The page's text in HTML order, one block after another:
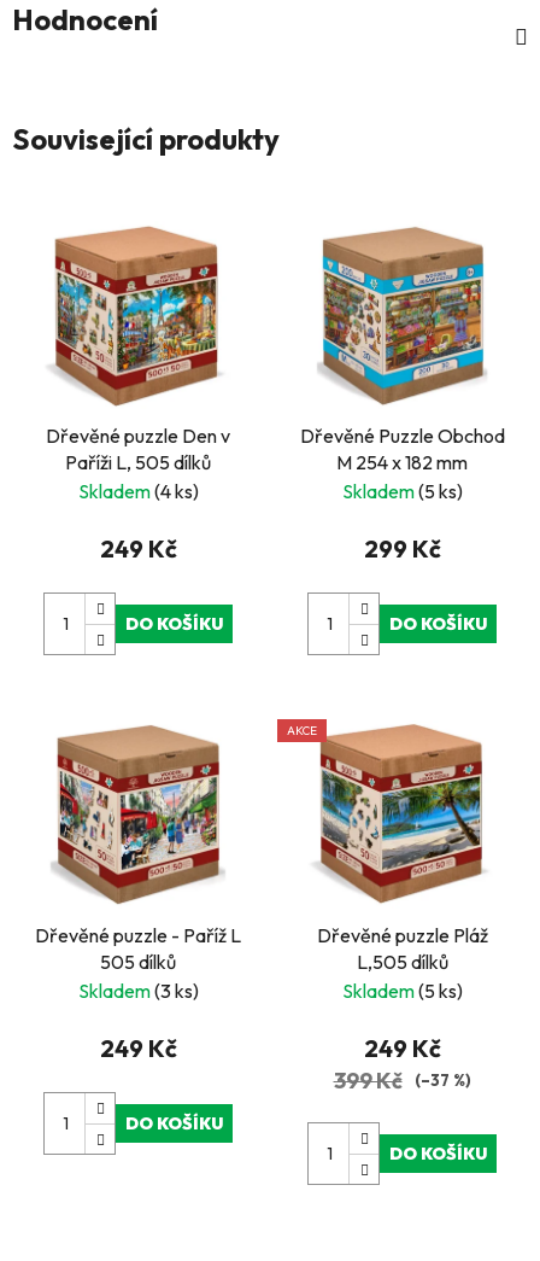
Hodnocení
Související produkty
Dřevěné puzzle Den v
Paříži L, 505 dílků
Skladem(4 ks)
249 Kč
DO KOŠÍKU
Dřevěné Puzzle Obchod
M 254 x 182 mm
Skladem(5 ks)
299 Kč
DO KOŠÍKU
Dřevěné puzzle - Paříž L
505 dílků
Skladem(3 ks)
249 Kč
DO KOŠÍKU
AKCE
Dřevěné puzzle Pláž
L,505 dílků
Skladem(5 ks)
249 Kč
399 Kč (–37 %)
DO KOŠÍKU